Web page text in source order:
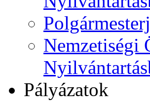
Nemzetiségi
Pályázatok